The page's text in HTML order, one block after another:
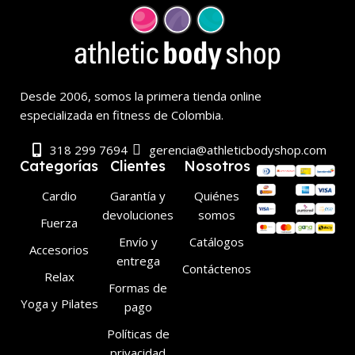
Desde 2006, somos la primera tienda online
especializada en fitness de Colombia.
318 299 7694 gerencia@athleticbodyshop.com
Categorías
Cardio
Fuerza
Accesorios
Relax
Yoga y Pilates
Clientes
Garantía y
devoluciones
Envío y
entrega
Formas de
pago
Políticas de
Nosotros
Quiénes
somos
Catálogos
Contáctenos